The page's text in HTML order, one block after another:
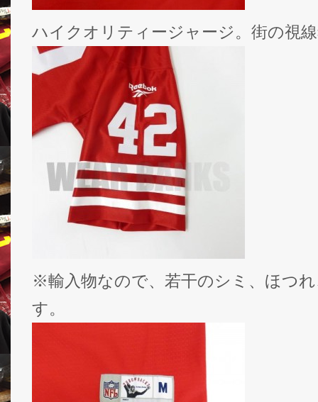
ハイクオリティージャージ。街の視
※輸入物なので、若干のシミ、ほつ
す。